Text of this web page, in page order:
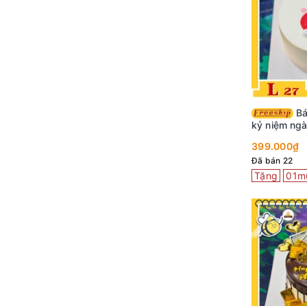
Bánh kem đẹp L27
kỷ niệm
399.000₫
Đã bán 22
Tặng